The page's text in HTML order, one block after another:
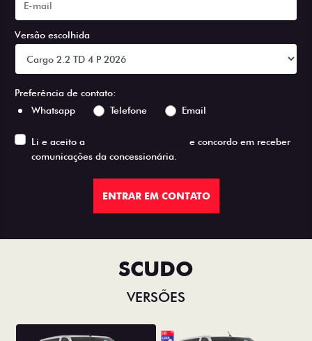
Versão escolhida
Preferência de contato:
Whatsapp
Telefone Email
Li e aceito a
e concordo em receber
comunicações da concessionária.
ENTRAR EM CONTATO
SCUDO
VERSÕES